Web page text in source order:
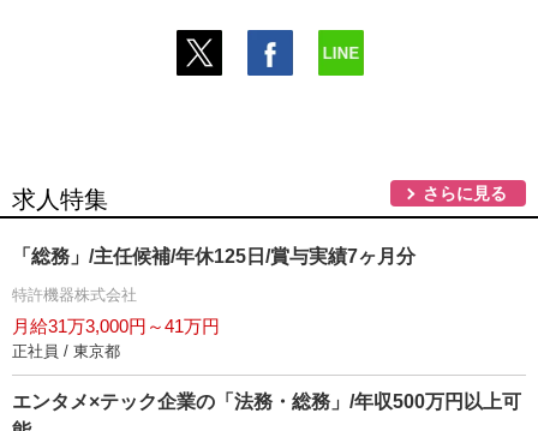
求人特集 さらに見る
「総務」/主任候補/年休125日/賞与実績7ヶ月分
特許機器株式会社
月給31万3,000円～41万円
正社員 / 東京都
エンタメ×テック企業の「法務・総務」/年収500万円以上可